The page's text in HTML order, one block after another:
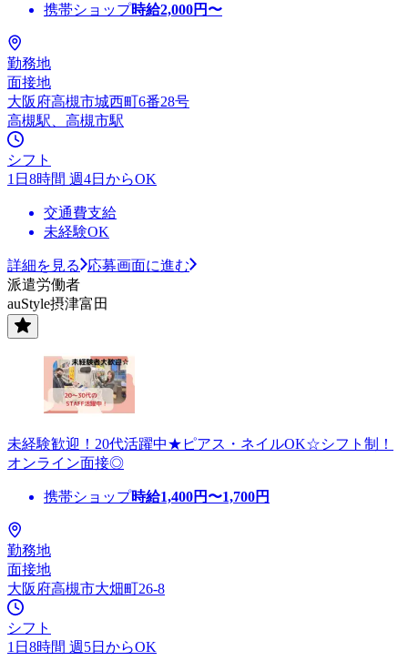
携帯ショップ時給2,000円〜
勤務地
面接地
大阪府高槻市城西町6番28号
高槻駅、高槻市駅
シフト
1日8時間 週4日からOK
交通費支給
未経験OK
詳細を見る
応募画面に進む
派遣労働者
auStyle摂津富田
未経験歓迎！20代活躍中★ピアス・ネイルOK☆シフト制！
オンライン面接◎
携帯ショップ時給1,400円〜1,700円
勤務地
面接地
大阪府高槻市大畑町26-8
シフト
1日8時間 週5日からOK